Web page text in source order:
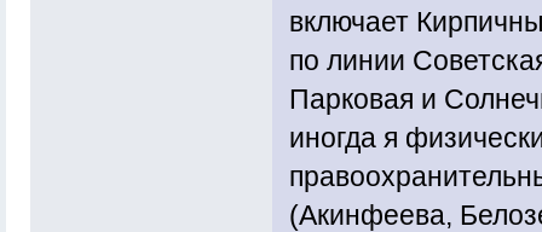
включает
по линии
Парковая и
иногда я
(Акинфеева,